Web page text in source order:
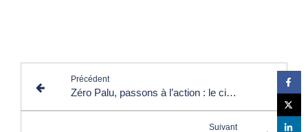
Précédent
Zéro Palu, passons à l’action : le cinéma et l’IA entrent en scène pour sauver des vies
Suivant